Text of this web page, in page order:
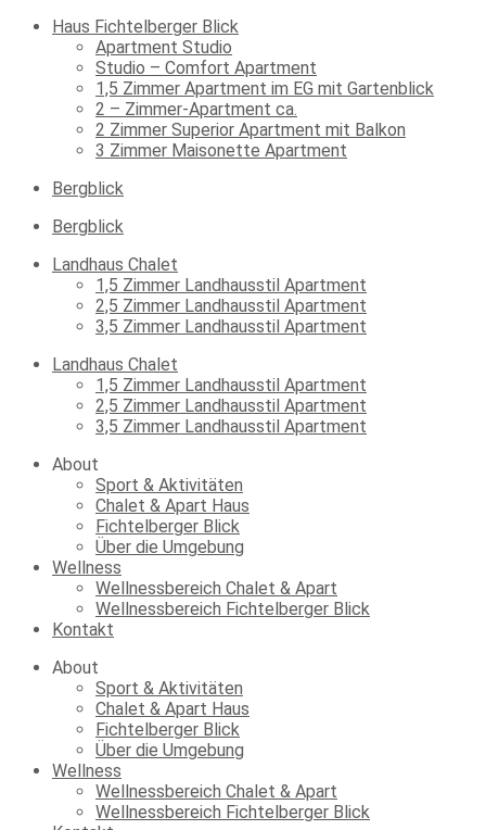
Haus Fichtelberger Blick
Apartment Studio
Studio – Comfort Apartment
1,5 Zimmer Apartment im EG mit Gartenblick
2 – Zimmer-Apartment ca.
2 Zimmer Superior Apartment mit Balkon
3 Zimmer Maisonette Apartment
Bergblick
Bergblick
Landhaus Chalet
1,5 Zimmer Landhausstil Apartment
2,5 Zimmer Landhausstil Apartment
3,5 Zimmer Landhausstil Apartment
Landhaus Chalet
1,5 Zimmer Landhausstil Apartment
2,5 Zimmer Landhausstil Apartment
3,5 Zimmer Landhausstil Apartment
About
Sport & Aktivitäten
Chalet & Apart Haus
Fichtelberger Blick
Über die Umgebung
Wellness
Wellnessbereich Chalet & Apart
Wellnessbereich Fichtelberger Blick
Kontakt
About
Sport & Aktivitäten
Chalet & Apart Haus
Fichtelberger Blick
Über die Umgebung
Wellness
Wellnessbereich Chalet & Apart
Wellnessbereich Fichtelberger Blick